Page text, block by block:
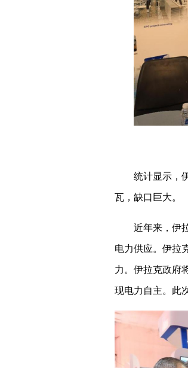
统计显示，
瓦，缺口巨大。
近年来，伊
电力供应。伊拉
力。伊拉克政府
现电力自主。此